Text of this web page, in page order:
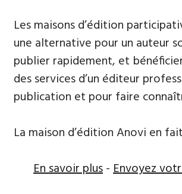
Les maisons d’édition
une alternative pour un auteur
publier rapidement, et
des services d’un éditeur
publication et pour faire
La maison d’édition Anovi en
En savoir plus-Envoyez